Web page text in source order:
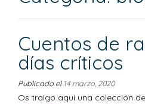
Cuentos de
días críticos
Publicado el 14 marzo, 2020
Os traigo aquí una colección